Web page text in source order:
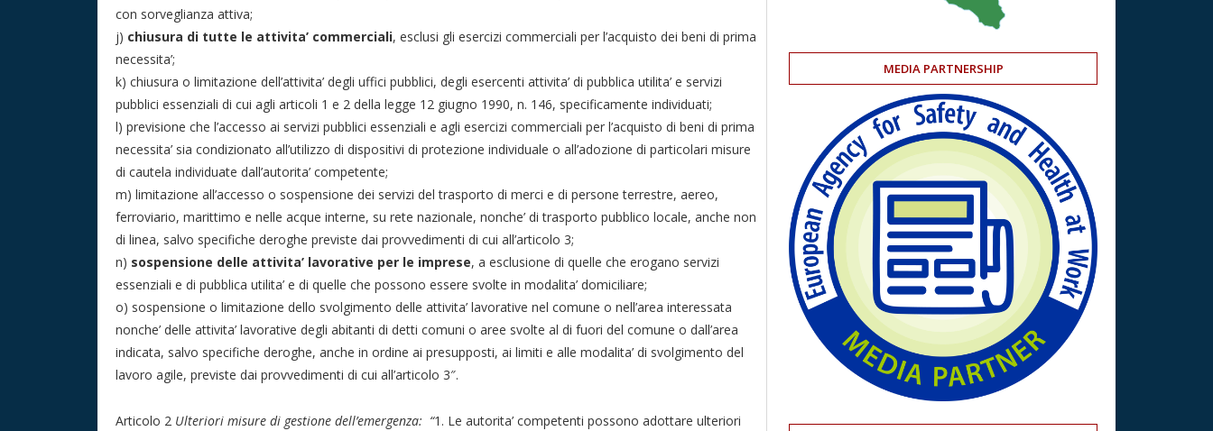
con sorveglianza attiva;
j) chiusura di tutte le attivita’ commerciali, esclusi gli esercizi commerciali per l’acquisto dei beni di prima
necessita’;
k) chiusura o limitazione dell’attivita’ degli uffici pubblici, degli esercenti attivita’ di pubblica utilita’ e servizi
pubblici essenziali di cui agli articoli 1 e 2 della legge 12 giugno 1990, n. 146, specificamente individuati;
l) previsione che l’accesso ai servizi pubblici essenziali e agli esercizi commerciali per l’acquisto di beni di prima
necessita’ sia condizionato all’utilizzo di dispositivi di protezione individuale o all’adozione di particolari misure
di cautela individuate dall’autorita’ competente;
m) limitazione all’accesso o sospensione dei servizi del trasporto di merci e di persone terrestre, aereo,
ferroviario, marittimo e nelle acque interne, su rete nazionale, nonche’ di trasporto pubblico locale, anche non
di linea, salvo specifiche deroghe previste dai provvedimenti di cui all’articolo 3;
n) sospensione delle attivita’ lavorative per le imprese, a esclusione di quelle che erogano servizi
essenziali e di pubblica utilita’ e di quelle che possono essere svolte in modalita’ domiciliare;
o) sospensione o limitazione dello svolgimento delle attivita’ lavorative nel comune o nell’area interessata
nonche’ delle attivita’ lavorative degli abitanti di detti comuni o aree svolte al di fuori del comune o dall’area
indicata, salvo specifiche deroghe, anche in ordine ai presupposti, ai limiti e alle modalita’ di svolgimento del
lavoro agile, previste dai provvedimenti di cui all’articolo 3″.
Articolo 2 Ulteriori misure di gestione dell’emergenza: “1. Le autorita’ competenti possono adottare ulteriori
MEDIA PARTNERSHIP